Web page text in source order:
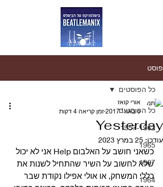
פוסט
כל הפוסטים
1957-1962
1965
1967
1964
כל הפוסטים
Yesterday
אורי קואז
6 באוג׳ 2017
זמן קריאה 4 דקות
עודכן: 25 במרץ 2023
כשאני חושב על האלבום Help אני לא יכול
שלא לחשוב על השיר שהתחיל לשנות את
כללי המשחק, או אולי אפילו נקודת שבר